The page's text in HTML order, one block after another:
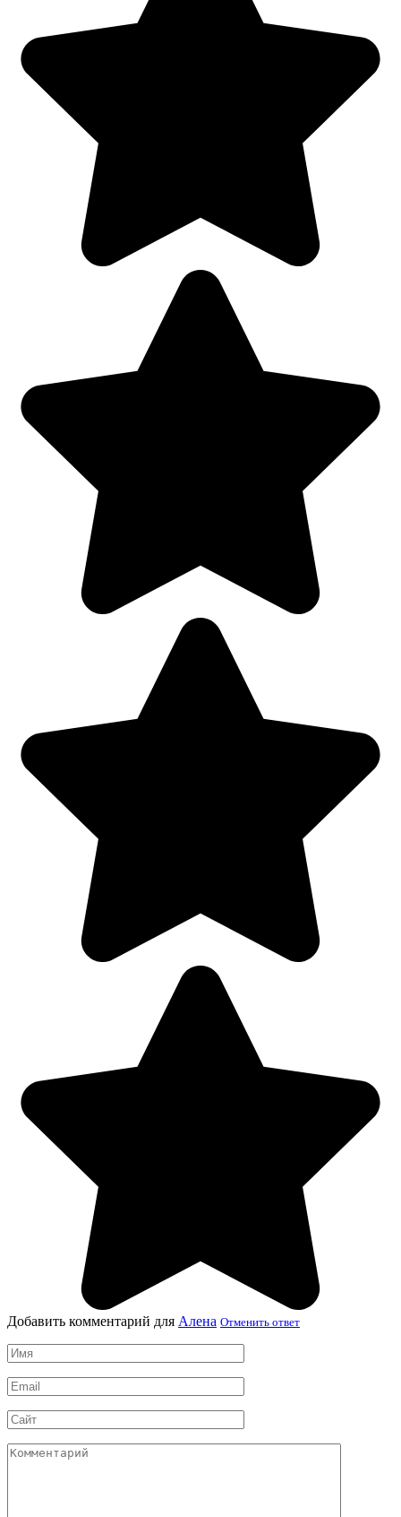
Добавить комментарий для Алена Отменить ответ
Имя
*
Email
*
Сайт
Комментарий